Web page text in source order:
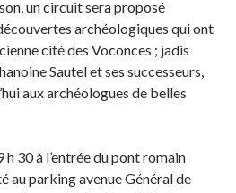
un circuit sera proposé
archéologiques qui ont
cité des Voconces ; jadis
Sautel et ses successeurs,
aux archéologues de belles
30 à l’entrée du pont romain
au parking avenue Général de